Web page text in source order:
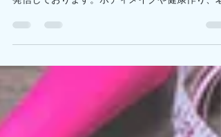
こんにちは！☀️ 鎌倉パーソナルジム、ACE GYM
す。このブログでは皆さんの健康に有益な情報を
👍 コルチゾールは副腎から分泌されるホルモン
で、主にストレス応答や代謝に関与しています...